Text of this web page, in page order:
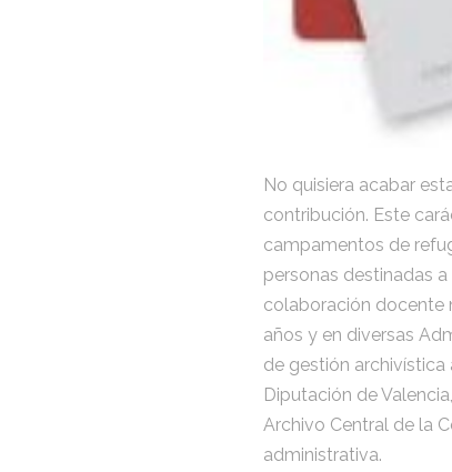
No quisiera acabar
contribución. Este
campamentos de
personas destinadas
colaboración docente
años y en diversas
de gestión archivística
Diputación de
Archivo Central de la
administrativa.